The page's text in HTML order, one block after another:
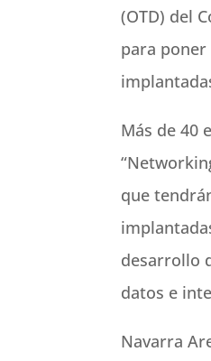
(OTD) del
para
Más de 40
que
desarrollo
datos e
Navarra